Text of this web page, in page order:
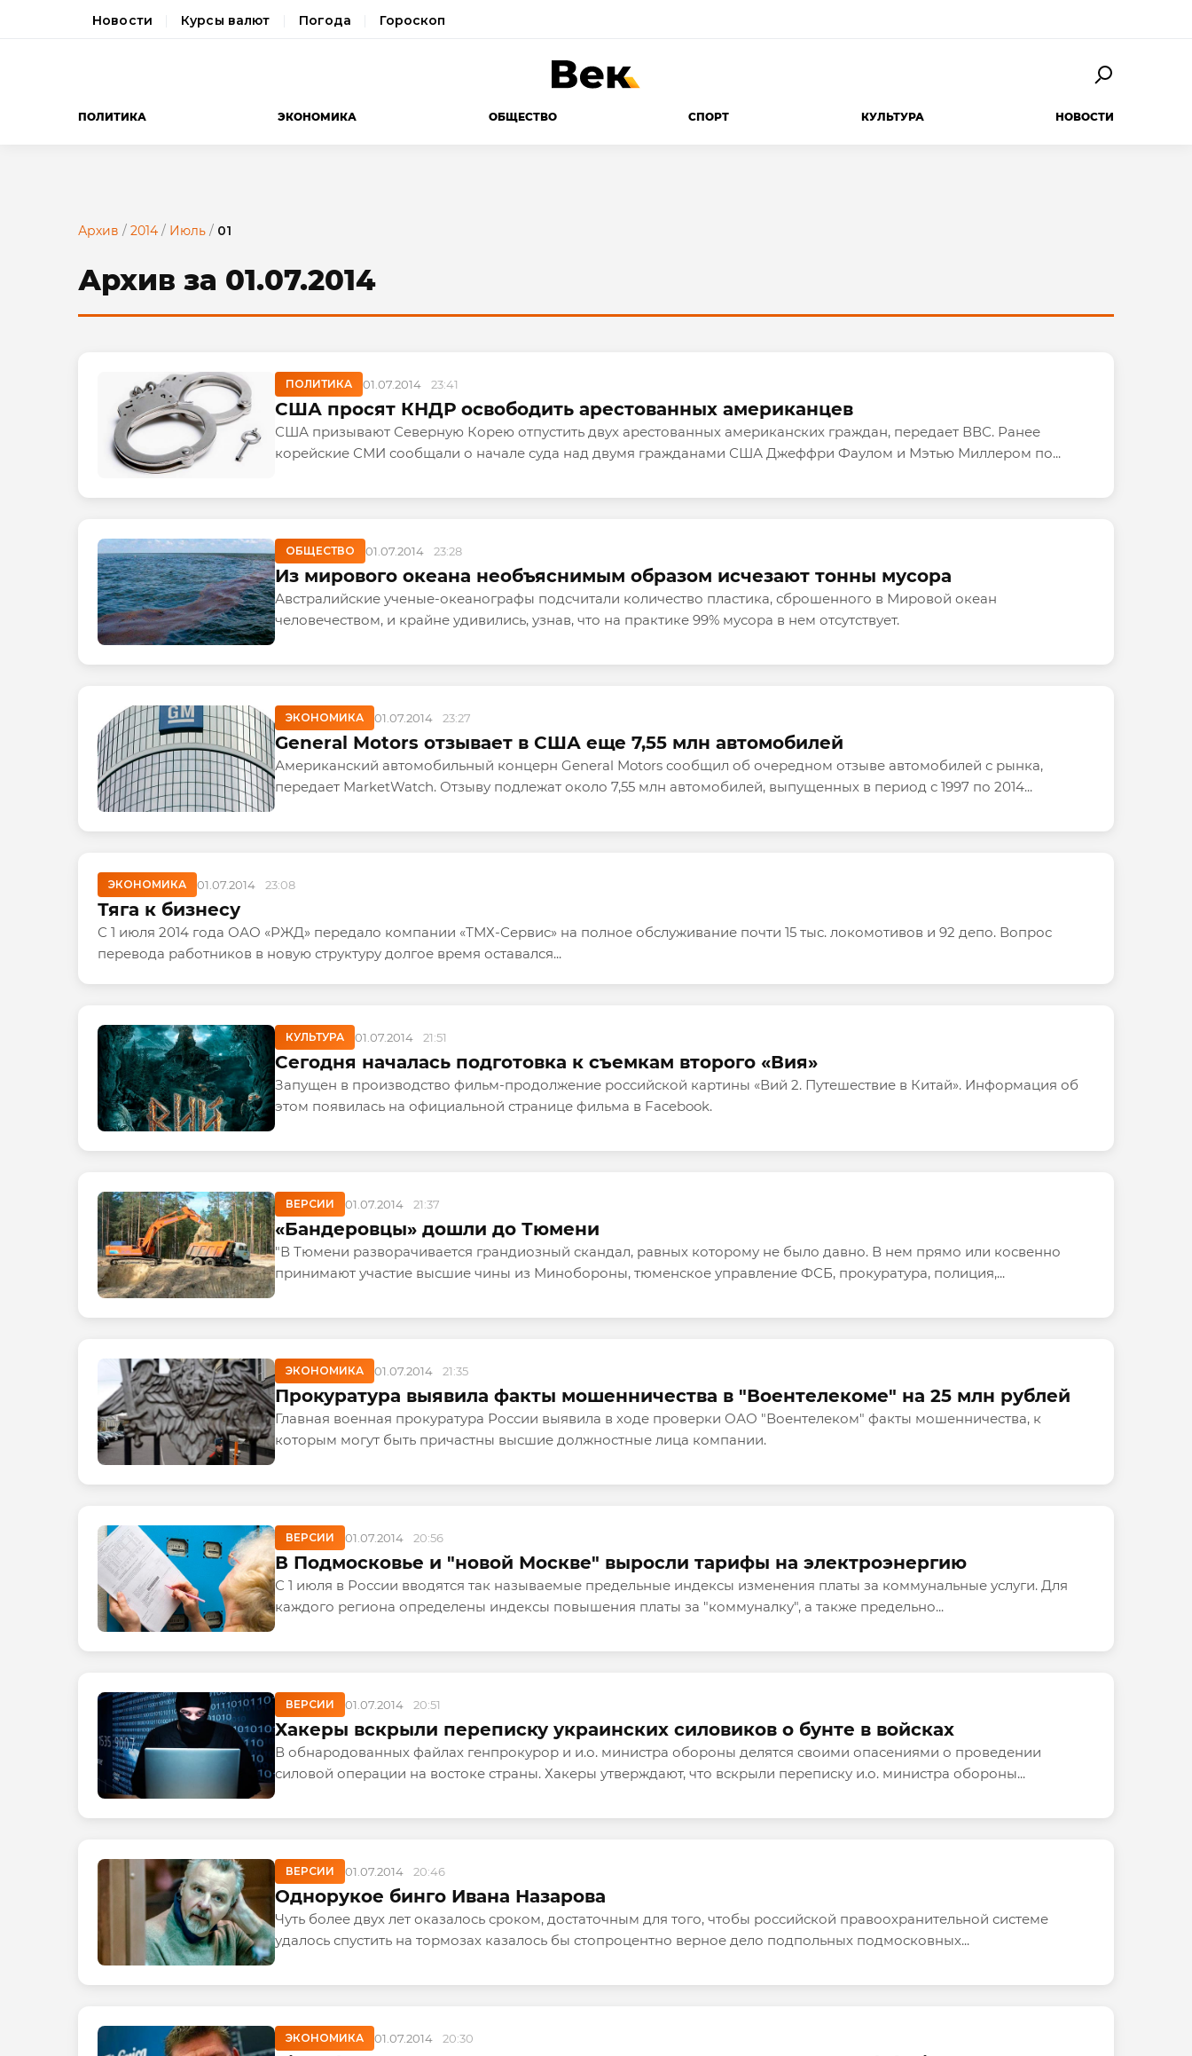
Новости Курсы валют Погода Гороскоп
ПОЛИТИКА ЭКОНОМИКА ОБЩЕСТВО СПОРТ КУЛЬТУРА НОВОСТИ
Архив / 2014 / Июль / 01
Архив за 01.07.2014
ПОЛИТИКА 01.07.2014 23:41
США просят КНДР освободить арестованных американцев
США призывают Северную Корею отпустить двух арестованных американских граждан, передает ВВС. Ранее
корейские СМИ сообщали о начале суда над двумя гражданами США Джеффри Фаулом и Мэтью Миллером по...
ОБЩЕСТВО 01.07.2014 23:28
Из мирового океана необъяснимым образом исчезают тонны мусора
Австралийские ученые-океанографы подсчитали количество пластика, сброшенного в Мировой океан
человечеством, и крайне удивились, узнав, что на практике 99% мусора в нем отсутствует.
ЭКОНОМИКА 01.07.2014 23:27
General Motors отзывает в США еще 7,55 млн автомобилей
Американский автомобильный концерн General Motors сообщил об очередном отзыве автомобилей с рынка,
передает MarketWatch. Отзыву подлежат около 7,55 млн автомобилей, выпущенных в период с 1997 по 2014...
ЭКОНОМИКА 01.07.2014 23:08
Тяга к бизнесу
С 1 июля 2014 года ОАО «РЖД» передало компании «ТМХ-Сервис» на полное обслуживание почти 15 тыс. локомотивов и 92 депо. Вопрос
перевода работников в новую структуру долгое время оставался...
КУЛЬТУРА 01.07.2014 21:51
Сегодня началась подготовка к съемкам второго «Вия»
Запущен в производство фильм-продолжение российской картины «Вий 2. Путешествие в Китай». Информация об
этом появилась на официальной странице фильма в Facebook.
ВЕРСИИ 01.07.2014 21:37
«Бандеровцы» дошли до Тюмени
"В Тюмени разворачивается грандиозный скандал, равных которому не было давно. В нем прямо или косвенно
принимают участие высшие чины из Минобороны, тюменское управление ФСБ, прокуратура, полиция,...
ЭКОНОМИКА 01.07.2014 21:35
Прокуратура выявила факты мошенничества в "Воентелекоме" на 25 млн рублей
Главная военная прокуратура России выявила в ходе проверки ОАО "Воентелеком" факты мошенничества, к
которым могут быть причастны высшие должностные лица компании.
ВЕРСИИ 01.07.2014 20:56
В Подмосковье и "новой Москве" выросли тарифы на электроэнергию
С 1 июля в России вводятся так называемые предельные индексы изменения платы за коммунальные услуги. Для
каждого региона определены индексы повышения платы за "коммуналку", а также предельно...
ВЕРСИИ 01.07.2014 20:51
Хакеры вскрыли переписку украинских силовиков о бунте в войсках
В обнародованных файлах генпрокурор и и.о. министра обороны делятся своими опасениями о проведении
силовой операции на востоке страны. Хакеры утверждают, что вскрыли переписку и.о. министра обороны...
ВЕРСИИ 01.07.2014 20:46
Однорукое бинго Ивана Назарова
Чуть более двух лет оказалось сроком, достаточным для того, чтобы российской правоохранительной системе
удалось спустить на тормозах казалось бы стопроцентно верное дело подпольных подмосковных...
ЭКОНОМИКА 01.07.2014 20:30